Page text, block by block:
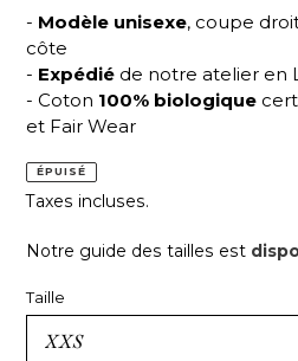
- Modèle unisexe, coupe
côte
- Expédié de notre atelier en
- Coton 100% biologique
et Fair Wear
ÉPUISÉ
Taxes incluses.
Notre guide des tailles est
Taille